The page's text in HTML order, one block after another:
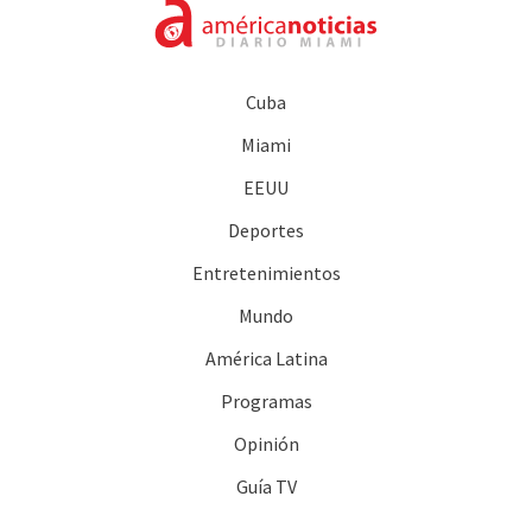
Cuba
Miami
EEUU
Deportes
Entretenimientos
Mundo
América Latina
Programas
Opinión
Guía TV